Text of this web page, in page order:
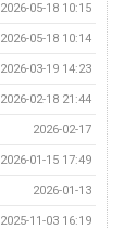
2026-05-18 10:15
2026-05-18 10:14
2026-03-19 14:23
2026-02-18 21:44
2026-02-17
2026-01-15 17:49
2026-01-13
2025-11-03 16:19